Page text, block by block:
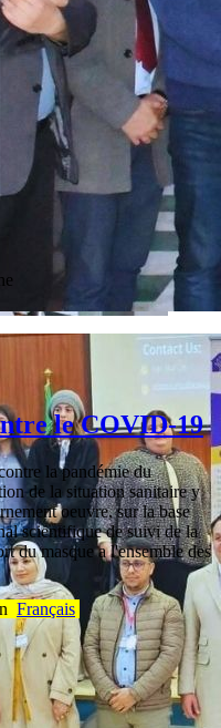
le COVID-19
la pandémie du
de la situation sanitaire y
oeuvre, sur la base
scientifique de suivi de la
du masque a l'ensemble des
Français
تعزية